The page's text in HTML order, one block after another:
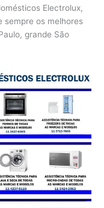
Electrolux,
sempre os melhores
grande São